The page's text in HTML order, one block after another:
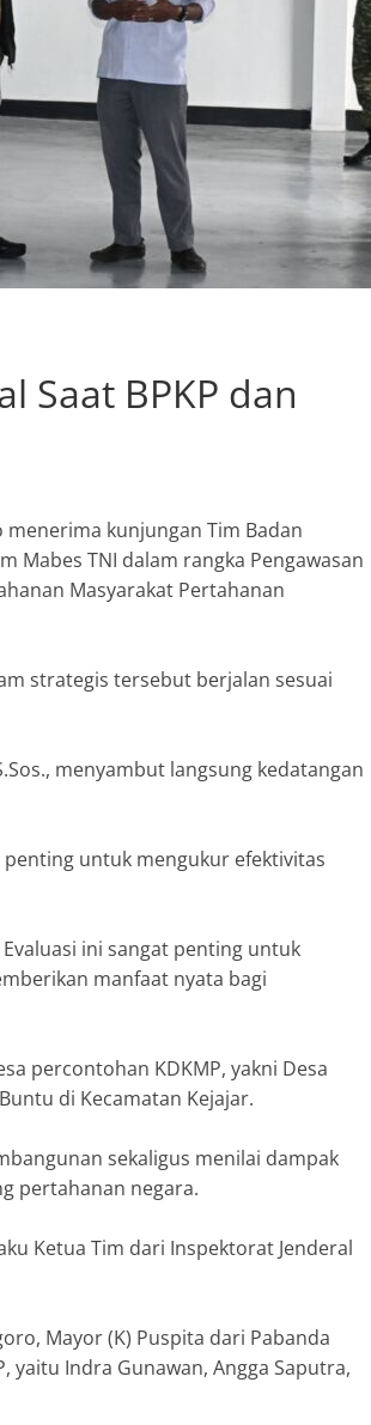
Saat BPKP dan
menerima kunjungan Tim Badan
Mabes TNI dalam rangka Pengawasan
Masyarakat Pertahanan
strategis tersebut berjalan sesuai
menyambut langsung kedatangan
untuk mengukur efektivitas
ini sangat penting untuk
manfaat nyata bagi
percontohan KDKMP, yakni Desa
di Kecamatan Kejajar.
sekaligus menilai dampak
pertahanan negara.
Ketua Tim dari Inspektorat Jenderal
Mayor (K) Puspita dari Pabanda
yaitu Indra Gunawan, Angga Saputra,